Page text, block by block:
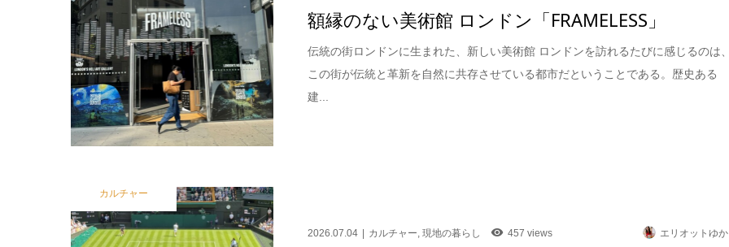
額縁のない美術館 ロンドン「FRAMELESS」
伝統の街ロンドンに生まれた、新しい美術館 ロンドンを訪れるたびに感じるのは、
この街が伝統と革新を自然に共存させている都市だということである。歴史ある
建...
カルチャー
2026.07.04 カルチャー,現地の暮らし 457 views エリオットゆか